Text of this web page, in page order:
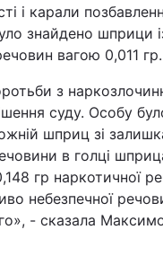
і карали
знайдено шприци
вагою 0,011 гр.
з
суду. Особу
шприц зі
в голці
гр наркотичної
небезпечної
- сказала